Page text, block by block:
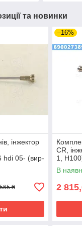
та новинки
інжектор
hdi 05- (вир-
₴
–16%
CR,
1,
Bosch)
В
2